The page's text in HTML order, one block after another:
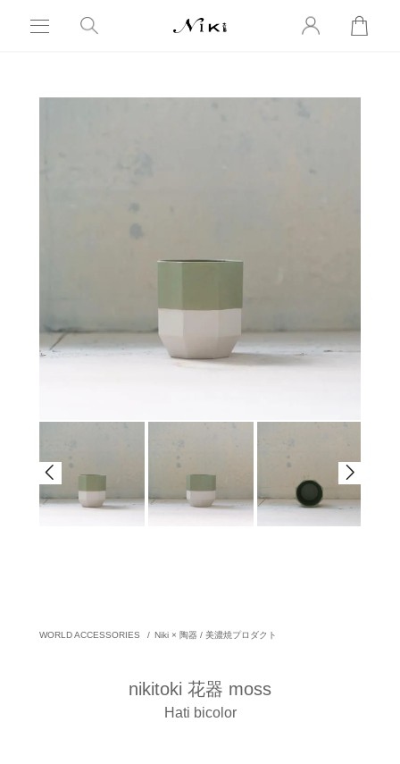
WORLD ACCESSORIES / Niki × 陶器 / 美濃焼プロダクト
nikitoki 花器 moss
Hati bicolor